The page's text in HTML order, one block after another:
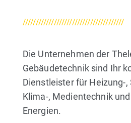
///////////////////////////////////////
Die Unternehmen der
Gebäudetechnik sind Ihr
Dienstleister für Heizung-,
Klima-, Medientechnik
Energien.